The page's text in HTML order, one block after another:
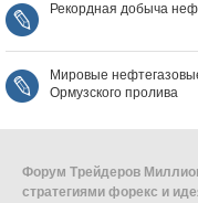
Рекордная добыча
Мировые
Ормузского пролива
Форум Трейдеров
стратегиями форекс и